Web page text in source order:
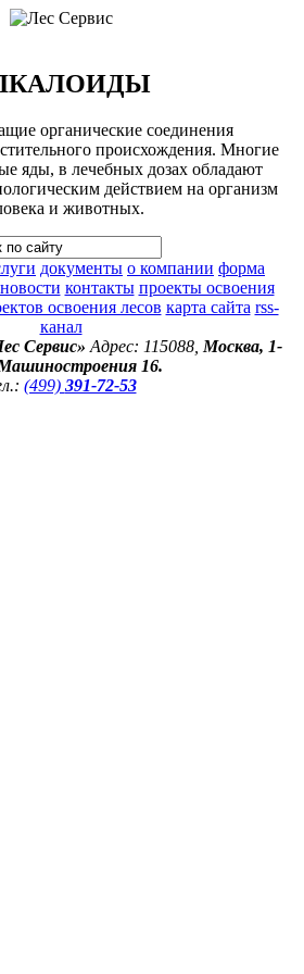
органические соединения
происхождения. Многие
яды, в лечебных дозах обладают
действием на организм
и животных.
документы о компании форма
контакты проекты освоения
освоения лесов карта сайта rss-
канал
Сервис» Адрес: 115088, Москва, 1-
16.
(499) 391-72-53